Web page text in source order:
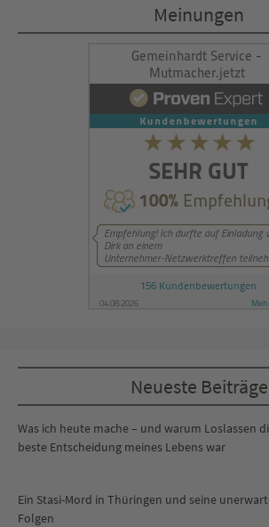
powered byUsercentrics
Management Platform&
Meinungen
Neueste Beiträge
Was ich heute mache – und warum Loslassen
beste Entscheidung meines Lebens war
Ein Stasi-Mord in Thüringen und seine
Folgen